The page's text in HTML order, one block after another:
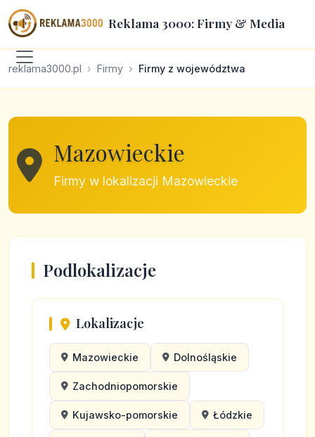
Reklama 3000: Firmy & Media
reklama3000.pl Firmy Firmy z województwa
Mazowieckie
Firmy w lokalizacji Mazowieckie
Podlokalizacje
Lokalizacje
Mazowieckie Dolnośląskie
Zachodniopomorskie
Kujawsko-pomorskie Łódzkie